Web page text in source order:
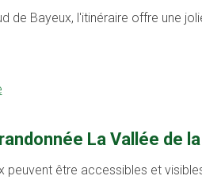
de Bayeux, l'itinéraire offre une
La Vallée de
être accessibles et